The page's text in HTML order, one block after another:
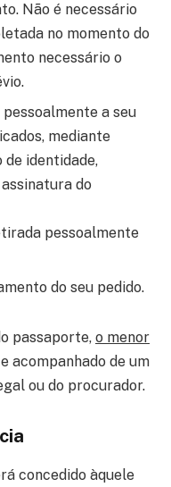
Não é necessário
no momento do
necessário o
a seu
mediante
identidade,
do
pessoalmente
do seu pedido.
passaporte, o menor
acompanhado de um
ou do procurador.
concedido àquele